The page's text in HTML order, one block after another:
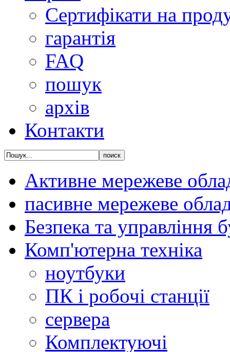
Сертифікати на
гарантія
FAQ
пошук
архів
Контакти
Активне мережеве
пасивне мережеве
Безпека та управління
Комп'ютерна техніка
ноутбуки
ПК і робочі станції
сервера
Комплектуючі